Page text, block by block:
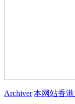
Archiver|本网站香港